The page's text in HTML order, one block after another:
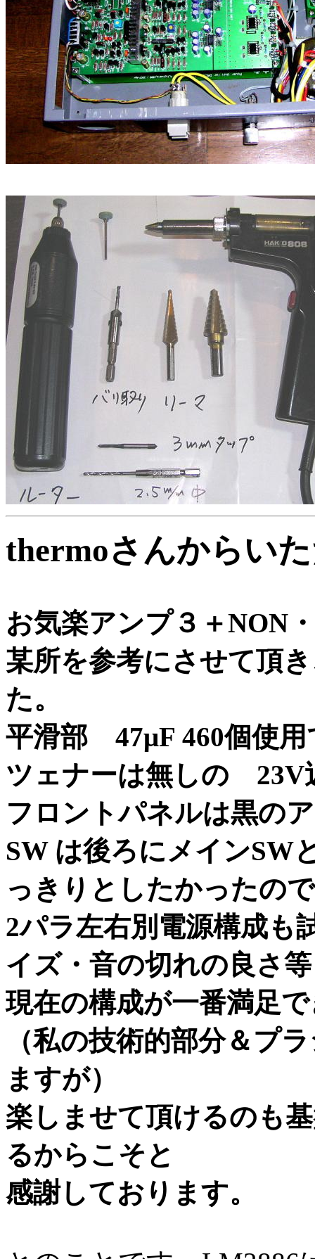
thermoさんからい
お気楽アンプ３＋NON
某所を参考にさせて頂
た。
平滑部 47μF 460個使用
ツェナーは無しの 23V
フロントパネルは黒の
SW は後ろにメインSW
っきりとしたかったの
2パラ左右別電源構成も
イズ・音の切れの良さ
現在の構成が一番満足
（私の技術的部分＆プ
ますが）
楽しませて頂けるのも
るからこそと
感謝しております。